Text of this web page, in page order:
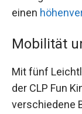
einen
Mobilität
Mit fünf
der CLP Fun
verschiedene